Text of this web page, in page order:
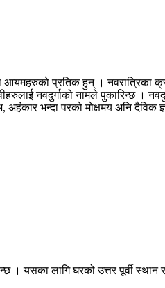
आयमहरुको प्रतिक हुन् ।
नवदुर्गाको नामले पुकारिन्छ ।
भन्दा परको मोक्षमय अनि दैविक
। यसका लागि घरको उत्तर पूर्वी स्थान